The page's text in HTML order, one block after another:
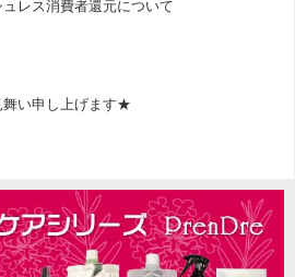
レス消費者還元について
い申し上げます★